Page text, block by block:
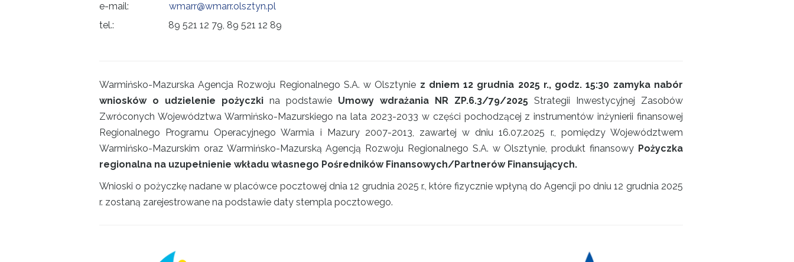
e-mail: wmarr@wmarr.olsztyn.pl
tel.: 89 521 12 79, 89 521 12 89
Warmińsko-Mazurska Agencja Rozwoju Regionalnego S.A. w Olsztynie z dniem 12 grudnia 2025 r., godz. 15:30 zamyka nabór
wniosków o udzielenie pożyczkina podstawieUmowy wdrażania NR ZP.6.3/79/2025 Strategii Inwestycyjnej Zasobów
Zwróconych Województwa Warmińsko-Mazurskiego na lata 2023-2033 w części pochodzącej z instrumentów inżynierii finansowej
Regionalnego Programu Operacyjnego Warmia i Mazury 2007-2013, zawartej w dniu 16.07.2025 r., pomiędzy Województwem
Warmińsko-Mazurskim oraz Warmińsko-Mazurską Agencją Rozwoju Regionalnego S.A. w Olsztynie, produkt finansowy Pożyczka
regionalna na uzupełnienie wkładu własnego Pośredników Finansowych/Partnerów Finansujących.
Wnioski o pożyczkę nadane w placówce pocztowej dnia 12 grudnia 2025 r., które fizycznie wpłyną do Agencji po dniu 12 grudnia 2025
r. zostaną zarejestrowane na podstawie daty stempla pocztowego.